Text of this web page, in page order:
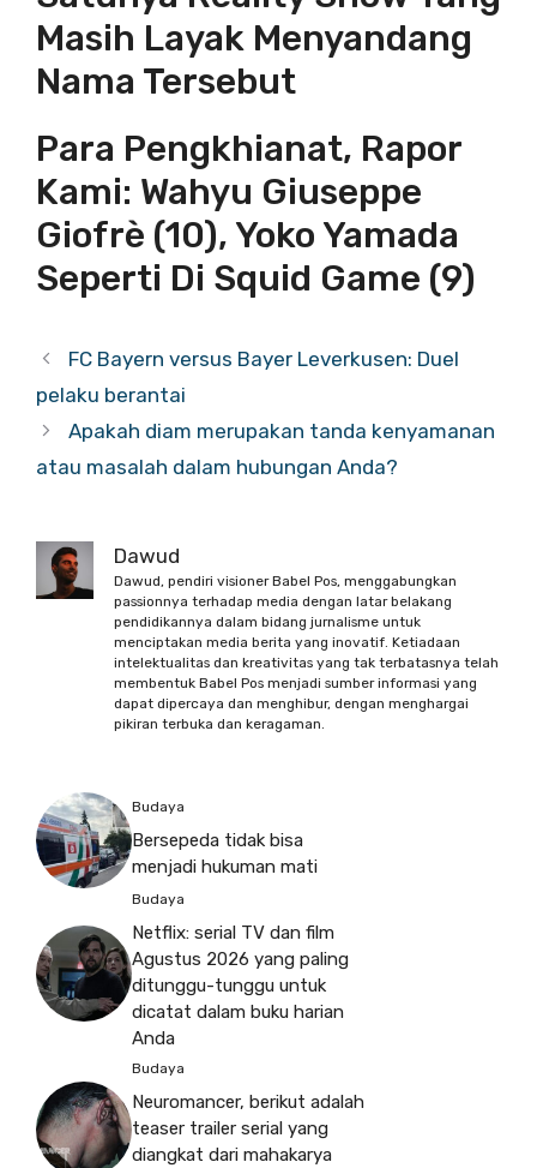
Masih Layak Menyandang
Nama Tersebut
Para Pengkhianat, Rapor
Kami: Wahyu Giuseppe
Giofrè (10), Yoko Yamada
Seperti Di Squid Game (9)
FC Bayern versus Bayer Leverkusen: Duel
pelaku berantai
Apakah diam merupakan tanda kenyamanan
atau masalah dalam hubungan Anda?
Dawud
Dawud, pendiri visioner Babel Pos, menggabungkan
passionnya terhadap media dengan latar belakang
pendidikannya dalam bidang jurnalisme untuk
menciptakan media berita yang inovatif. Ketiadaan
intelektualitas dan kreativitas yang tak terbatasnya telah
membentuk Babel Pos menjadi sumber informasi yang
dapat dipercaya dan menghibur, dengan menghargai
pikiran terbuka dan keragaman.
Budaya
Bersepeda tidak bisa
menjadi hukuman mati
Budaya
Netflix: serial TV dan film
Agustus 2026 yang paling
ditunggu-tunggu untuk
dicatat dalam buku harian
Anda
Budaya
Neuromancer, berikut adalah
teaser trailer serial yang
diangkat dari mahakarya